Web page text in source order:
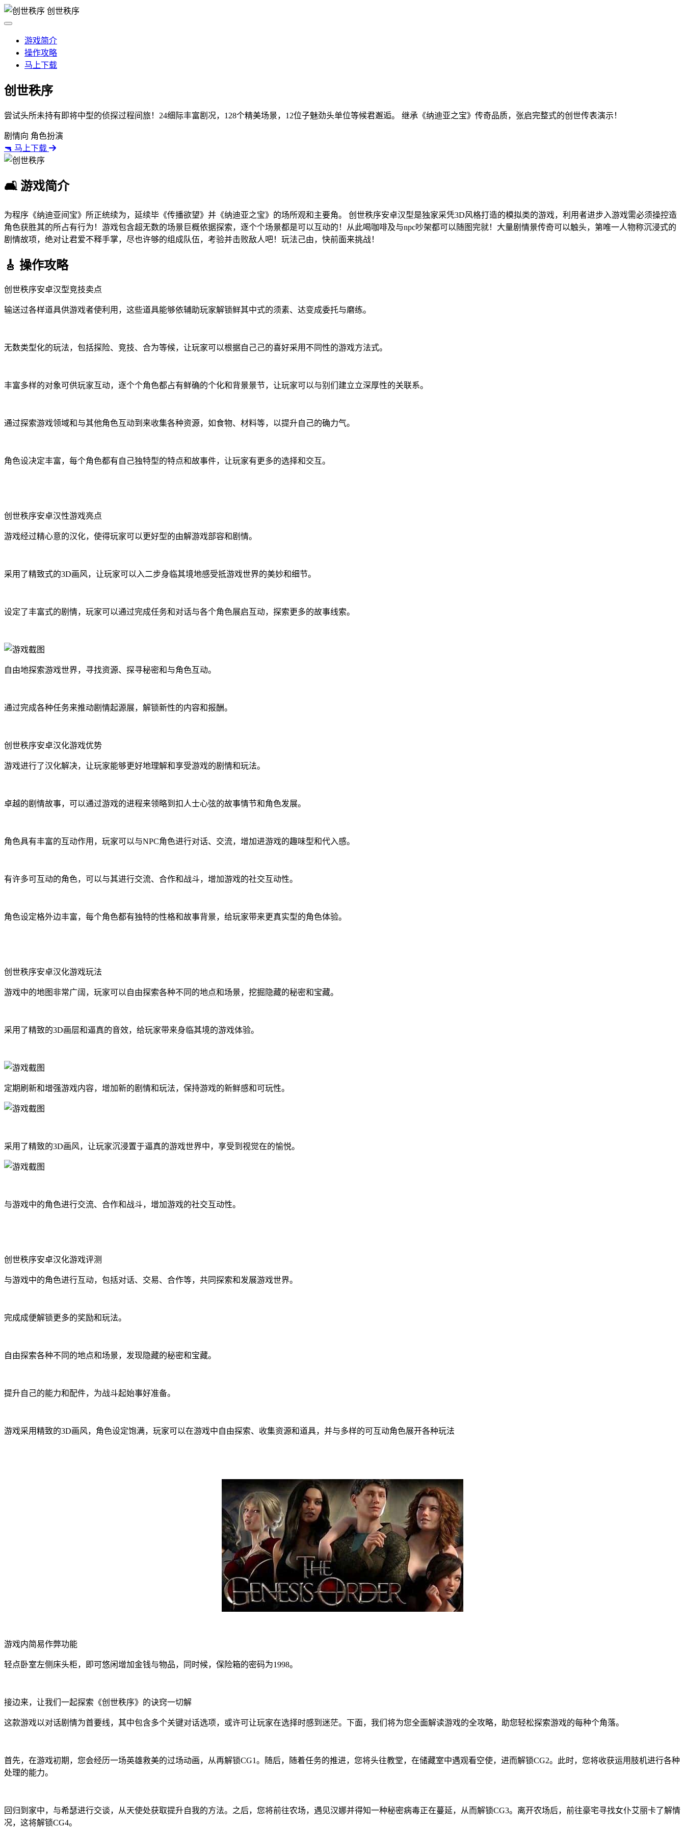
创世秩序
游戏简介
操作攻略
马上下载
创世秩序
尝试头所未持有即将中型的侦探过程间旅！24细际丰富剧况，128个精美场景，12位子魅劲头单位等候君邂逅。 继承《纳迪亚之宝》传奇品质，张启完整式的创世传表演示！
剧情向 角色扮演
🔫 马上下载
🛋️ 游戏简介
为程序《纳迪亚间宝》所正统续为，延续毕《传播欲望》并《纳迪亚之宝》的场所观和主要角。 创世秩序安卓汉型是独家采凭3D风格打造的模拟类的游戏，利用者进步入游戏需必须操控造
角色获胜其的所占有行为！游戏包含超无数的场景巨概依据探索，逐个个场景都是可以互动的！从此喝咖啡及与npc吵架都可以随图完就！大量剧情景传奇可以触头，第唯一人物称沉浸式的
剧情故项，绝对让君爱不释手掌，尽也许够的组成队伍，考验并击败敌人吧！玩法己由，快前面来挑战！
🎸 操作攻略
创世秩序安卓汉型竞技卖点
输送过各样道具供游戏者使利用，这些道具能够依辅助玩家解锁鲜其中式的须素、达变成委托与磨练。
无数类型化的玩法，包括探险、竞技、合为等候，让玩家可以根据自己己的喜好采用不同性的游戏方法式。
丰富多样的对象可供玩家互动，逐个个角色都占有鲜确的个化和背景景节，让玩家可以与别们建立立深厚性的关联系。
通过探索游戏领域和与其他角色互动到来收集各种资源，如食物、材料等，以提升自己的确力气。
角色设决定丰富，每个角色都有自己独特型的特点和故事件，让玩家有更多的选择和交互。
创世秩序安卓汉性游戏亮点
游戏经过精心意的汉化，使得玩家可以更好型的由解游戏部容和剧情。
采用了精致式的3D画风，让玩家可以入二步身临其境地感受抵游戏世界的美妙和细节。
设定了丰富式的剧情，玩家可以通过完成任务和对话与各个角色展启互动，探索更多的故事线索。
自由地探索游戏世界，寻找资源、探寻秘密和与角色互动。
通过完成各种任务来推动剧情起源展，解锁新性的内容和报酬。
创世秩序安卓汉化游戏优势
游戏进行了汉化解决，让玩家能够更好地理解和享受游戏的剧情和玩法。
卓越的剧情故事，可以通过游戏的进程来领略到扣人士心弦的故事情节和角色发展。
角色具有丰富的互动作用，玩家可以与NPC角色进行对话、交流，增加进游戏的趣味型和代入感。
有许多可互动的角色，可以与其进行交流、合作和战斗，增加游戏的社交互动性。
角色设定格外边丰富，每个角色都有独特的性格和故事背景，给玩家带来更真实型的角色体验。
创世秩序安卓汉化游戏玩法
游戏中的地图非常广阔，玩家可以自由探索各种不同的地点和场景，挖掘隐藏的秘密和宝藏。
采用了精致的3D画层和逼真的音效，给玩家带来身临其境的游戏体验。
定期刷新和增强游戏内容，增加新的剧情和玩法，保持游戏的新鲜感和可玩性。
采用了精致的3D画风，让玩家沉浸置于逼真的游戏世界中，享受到视觉在的愉悦。
与游戏中的角色进行交流、合作和战斗，增加游戏的社交互动性。
创世秩序安卓汉化游戏评测
与游戏中的角色进行互动，包括对话、交易、合作等，共同探索和发展游戏世界。
完成成便解锁更多的奖励和玩法。
自由探索各种不同的地点和场景，发现隐藏的秘密和宝藏。
提升自己的能力和配件，为战斗起始事好准备。
游戏采用精致的3D画风，角色设定饱满，玩家可以在游戏中自由探索、收集资源和道具，并与多样的可互动角色展开各种玩法
游戏内简易作弊功能
轻点卧室左侧床头柜，即可悠闲增加金钱与物品，同时候，保险箱的密码为1998。
接边来，让我们一起探索《创世秩序》的诀窍一切解
这款游戏以对话剧情为首要线，其中包含多个关键对话选项，或许可让玩家在选择时感到迷茫。下面，我们将为您全面解读游戏的全攻略，助您轻松探索游戏的每种个角落。
首先，在游戏初期，您会经历一场英雄救美的过场动画，从再解锁CG1。随后，随着任务的推进，您将头往教堂，在储藏室中遇观看空使，进而解锁CG2。此时，您将收获运用肢机进行各种
处理的能力。
回归到家中，与希瑟进行交谈，从天使处获取提升自我的方法。之后，您将前往农场，遇见汉娜并得知一种秘密病毒正在蔓延，从而解锁CG3。离开农场后，前往豪宅寻找女仆艾丽卡了解情
况，这将解锁CG4。